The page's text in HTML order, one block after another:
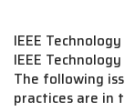
IEEE
IEEE
The following
practices are